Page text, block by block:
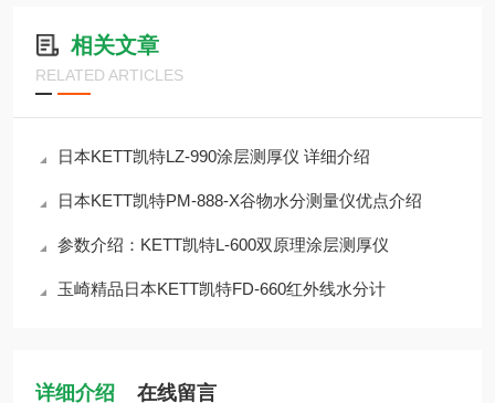
相关文章
RELATED ARTICLES
日本KETT凯特LZ‑990涂层测厚仪 详细介绍
日本KETT凯特PM-888-X谷物水分测量仪优点介绍
参数介绍：KETT凯特L-600双原理涂层测厚仪
玉崎精品日本KETT凯特FD-660红外线水分计
详细介绍 在线留言